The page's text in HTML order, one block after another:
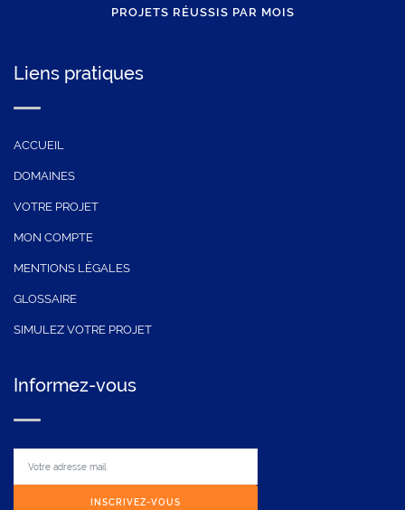
PROJETS RÉUSSIS PAR MOIS
Liens pratiques
ACCUEIL
DOMAINES
VOTRE PROJET
MON COMPTE
MENTIONS LÉGALES
GLOSSAIRE
SIMULEZ VOTRE PROJET
Informez-vous
INSCRIVEZ-VOUS